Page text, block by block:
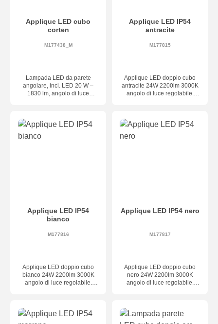
Applique LED cubo
corten
M177438_M
Lampada LED da parete
angolare, incl. LED 20 W –
1830 lm, angolo di luce
IP65, dimmerabile a taglio di
Applique LED IP54
antracite
M177815
Applique LED doppio cubo
antracite 24W 2200lm 3000K
angolo di luce regolabile.
Applique LED IP54
bianco
M177816
Applique LED doppio cubo
bianco 24W 2200lm 3000K
angolo di luce regolabile.
Applique LED IP54 nero
M177817
Applique LED doppio cubo
nero 24W 2200lm 3000K
angolo di luce regolabile.